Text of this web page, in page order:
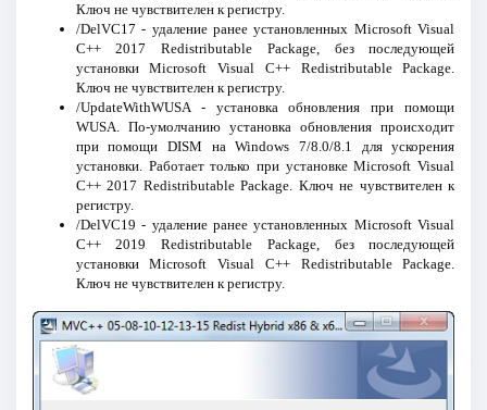
Ключ не чувствителен к регистру.
/DelVC17 - удаление ранее установленных Microsoft Visual
C++ 2017 Redistributable Package, без последующей
установки Microsoft Visual C++ Redistributable Package.
Ключ не чувствителен к регистру.
/UpdateWithWUSA - установка обновления при помощи
WUSA. По-умолчанию установка обновления происходит
при помощи DISM на Windows 7/8.0/8.1 для ускорения
установки. Работает только при установке Microsoft Visual
C++ 2017 Redistributable Package. Ключ не чувствителен к
регистру.
/DelVC19 - удаление ранее установленных Microsoft Visual
C++ 2019 Redistributable Package, без последующей
установки Microsoft Visual C++ Redistributable Package.
Ключ не чувствителен к регистру.